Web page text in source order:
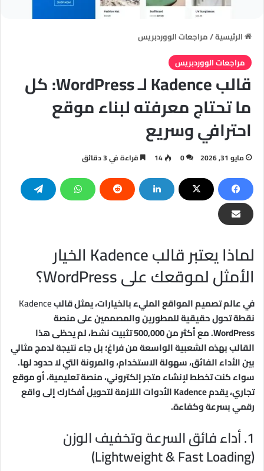
الرئيسية/مراجعات الووردبريس
مراجعات الووردبريس
قالب Kadence لـ WordPress: كل
ما تحتاج معرفته لبناء موقع
احترافي وسريع
مايو 31, 2026 0
14 قراءة في 3 دقائق
لماذا يعتبر قالب Kadence الخيار
الأمثل لموقعك على WordPress؟
في عالم تصميم المواقع المليء بالخيارات، يمثل قالبKadence
نقطة تحول حقيقية للمطورين والمصممين على منصة
WordPress. مع أكثر من 500,000 تثبيت نشط، لم يحظى هذا
القالب بهذه الشعبية الواسعة من فراغ؛ بل جاء نتيجة لدمج مثالي
بين الأداء الفائق، سهولة الاستخدام، والمرونة التي لا حدود لها.
سواء كنت تخطط لإنشاء متجر إلكتروني، منصة تعليمية، أو موقع
تجاري، يقدم Kadence الأدوات اللازمة لتحويل أفكارك إلى واقع
رقمي بسرعة وكفاءة.
1. أداء فائق السرعة وتخفيف الوزن
(Lightweight & Fast Loading)